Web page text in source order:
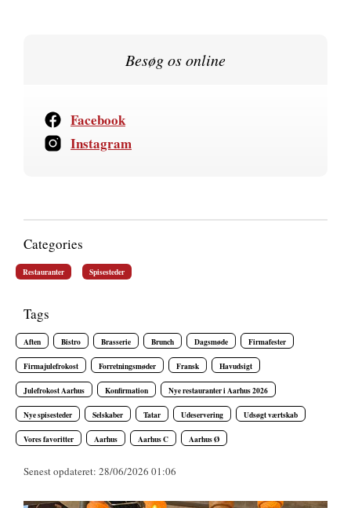
Besøg os online
Facebook
Instagram
Categories
Restauranter Spisesteder
Tags
Aften Bistro Brasserie Brunch Dagsmøde Firmafester
Firmajulefrokost Forretningsmøder Fransk Havudsigt
Julefrokost Aarhus Konfirmation Nye restauranter i Aarhus 2026
Nye spisesteder Selskaber Tatar Udeservering Udsøgt værtskab
Vores favoritter Aarhus Aarhus C Aarhus Ø
Senest opdateret: 28/06/2026 01:06